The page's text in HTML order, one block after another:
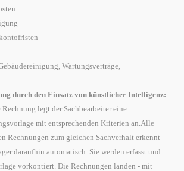
Wartungsverträge,
durch den Einsatz von künstlicher Intelligenz:
legt der Sachbearbeiter eine
mit entsprechenden Kriterien an.Alle
Rechnungen zum gleichen Sachverhalt erkennt
daraufhin automatisch. Sie werden erfasst und
vorkontiert. Die Rechnungen landen - mit